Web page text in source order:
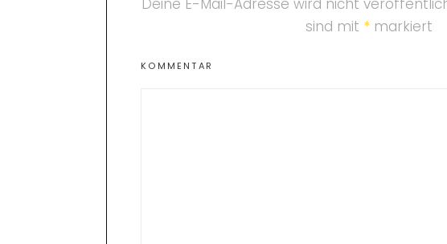
Deine E-Mail-Adresse wird nicht
sind mit * markiert
KOMMENTAR